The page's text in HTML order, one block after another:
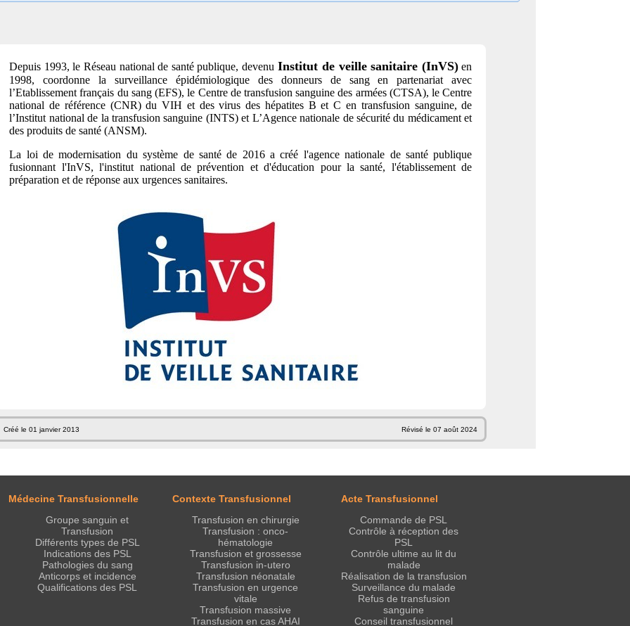
Depuis 1993, le Réseau national de santé publique, devenu Institut de veille sanitaire (InVS)en
1998, coordonne la surveillance épidémiologique des donneurs de sang en partenariat avec
l’Etablissement français du sang (EFS), le Centre de transfusion sanguine des armées (CTSA), le Centre
national de référence (CNR) du VIH et des virus des hépatites B et C en transfusion sanguine, de
l’Institut national de la transfusion sanguine (INTS) et L’Agence nationale de sécurité du médicament et
des produits de santé (ANSM).
La loi de modernisation du système de santé de 2016 a créé l'agence nationale de santé publique
fusionnant l'InVS, l'institut national de prévention et d'éducation pour la santé, l'établissement de
préparation et de réponse aux urgences sanitaires.
Créé le 01 janvier 2013 Révisé le 07 août 2024
Médecine Transfusionnelle
Groupe sanguin et
Transfusion
Différents types de PSL
Indications des PSL
Pathologies du sang
Anticorps et incidence
Qualifications des PSL
Contexte Transfusionnel
Transfusion en chirurgie
Transfusion : onco-
hématologie
Transfusion et grossesse
Transfusion in-utero
Transfusion néonatale
Transfusion en urgence
vitale
Transfusion massive
Transfusion en cas AHAI
Acte Transfusionnel
Commande de PSL
Contrôle à réception des
PSL
Contrôle ultime au lit du
malade
Réalisation de la transfusion
Surveillance du malade
Refus de transfusion
sanguine
Conseil transfusionnel